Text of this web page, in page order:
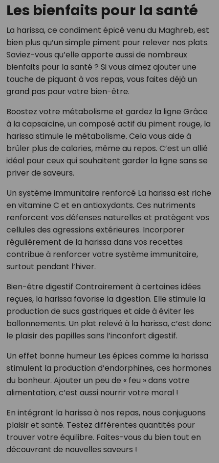
Les bienfaits pour la santé
La harissa, ce condiment épicé venu du Maghreb, est
bien plus qu’un simple piment pour relever nos plats.
Saviez-vous qu’elle apporte aussi de nombreux
bienfaits pour la santé ? Si vous aimez ajouter une
touche de piquant à vos repas, vous faites déjà un
grand pas pour votre bien-être.
Boostez votre métabolisme et gardez la ligne Grâce
à la capsaïcine, un composé actif du piment rouge, la
harissa stimule le métabolisme. Cela vous aide à
brûler plus de calories, même au repos. C’est un allié
idéal pour ceux qui souhaitent garder la ligne sans se
priver de saveurs.
Un système immunitaire renforcé La harissa est riche
en vitamine C et en antioxydants. Ces nutriments
renforcent vos défenses naturelles et protègent vos
cellules des agressions extérieures. Incorporer
régulièrement de la harissa dans vos recettes
contribue à renforcer votre système immunitaire,
surtout pendant l’hiver.
Bien-être digestif Contrairement à certaines idées
reçues, la harissa favorise la digestion. Elle stimule la
production de sucs gastriques et aide à éviter les
ballonnements. Un plat relevé à la harissa, c’est donc
le plaisir des papilles sans l’inconfort digestif.
Un effet bonne humeur Les épices comme la harissa
stimulent la production d’endorphines, ces hormones
du bonheur. Ajouter un peu de « feu » dans votre
alimentation, c’est aussi nourrir votre moral !
En intégrant la harissa à nos repas, nous conjuguons
plaisir et santé. Testez différentes quantités pour
trouver votre équilibre. Faites-vous du bien tout en
découvrant de nouvelles saveurs !